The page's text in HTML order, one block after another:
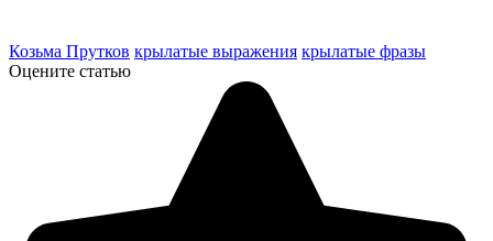
Козьма Прутков крылатые выражения крылатые фразы
Оцените статью